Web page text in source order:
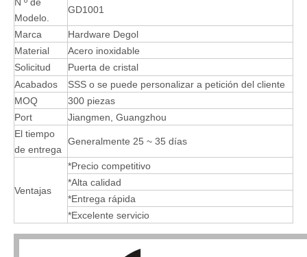
Modelo.
GD1001
Marca
Hardware Degol
Material
Acero inoxidable
Solicitud
Puerta de cristal
Acabados
SSS o se puede personalizar a petición del cliente
MOQ
300 piezas
Port
Jiangmen, Guangzhou
El tiempo
de entrega
Generalmente 25 ~ 35 días
Ventajas
*Precio competitivo
*Alta calidad
*Entrega rápida
*Excelente servicio